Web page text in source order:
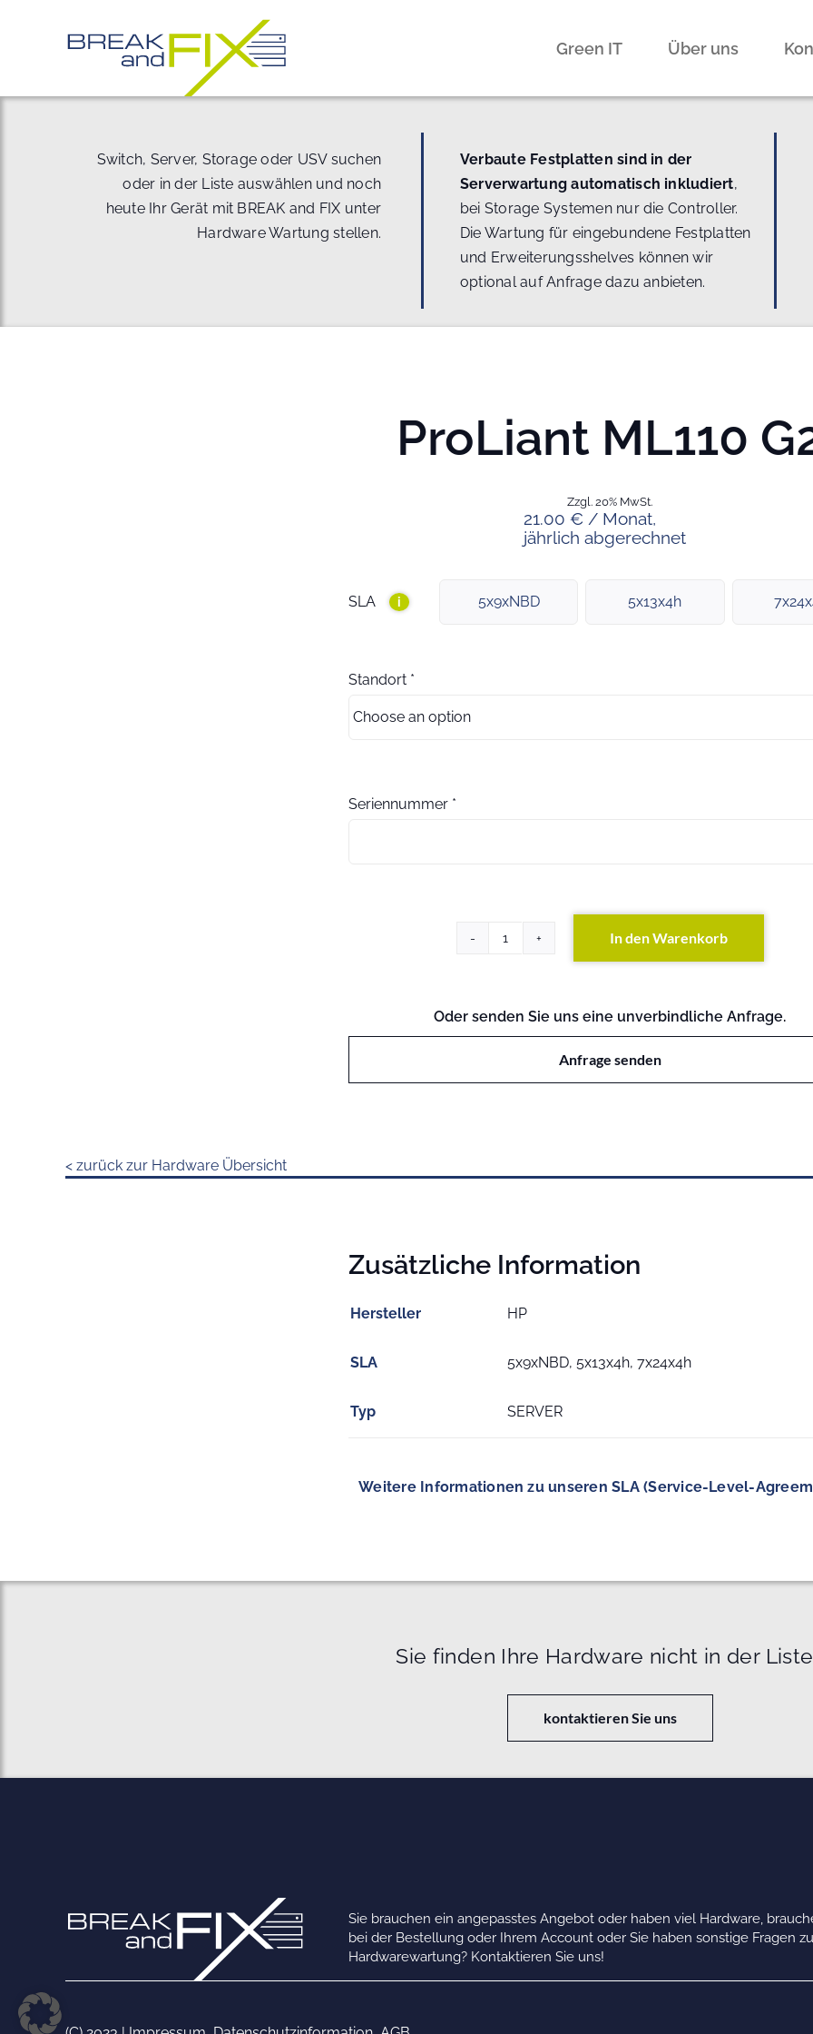
Green IT Über uns
Switch, Server, Storage oder USV suchen
oder in der Liste auswählen und noch
heute Ihr Gerät mit BREAK and FIX unter
Hardware Wartung stellen.
Verbaute Festplatten sind in der
Serverwartung automatisch inkludiert,
bei Storage Systemen nur die Controller.
Die Wartung für eingebundene Festplatten
und Erweiterungsshelves können wir
optional auf Anfrage dazu anbieten.
ProLiant ML110
21.00 € / Monat,
jährlich abgerechnet
Zzgl. 20% MwSt.
SLA i 5x9xNBD 5x13x4h
Standort *
Seriennummer *
ProLiant
In den Warenkorb
Oder senden Sie uns eine unverbindliche Anfrage.
Anfrage senden
< zurück zur Hardware Übersicht
Zusätzliche Information
Hersteller HP
SLA 5x9xNBD, 5x13x4h, 7x24x4h
Typ SERVER
Weitere Informationen zu unseren SLA (Service-Level-
Sie finden Ihre Hardware nicht in der
kontaktieren Sie uns
Sie brauchen ein angepasstes Angebot oder haben viel Hardware,
bei der Bestellung oder Ihrem Account oder Sie haben sonstige Fragen zu
Hardwarewartung? Kontaktieren Sie uns!